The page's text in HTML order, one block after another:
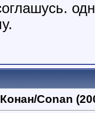
Conan